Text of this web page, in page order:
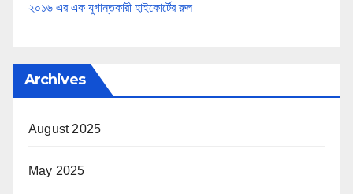
২০১৬ এর এক যুগান্তকারী হাইকোর্টের রুল
Archives
August 2025
May 2025